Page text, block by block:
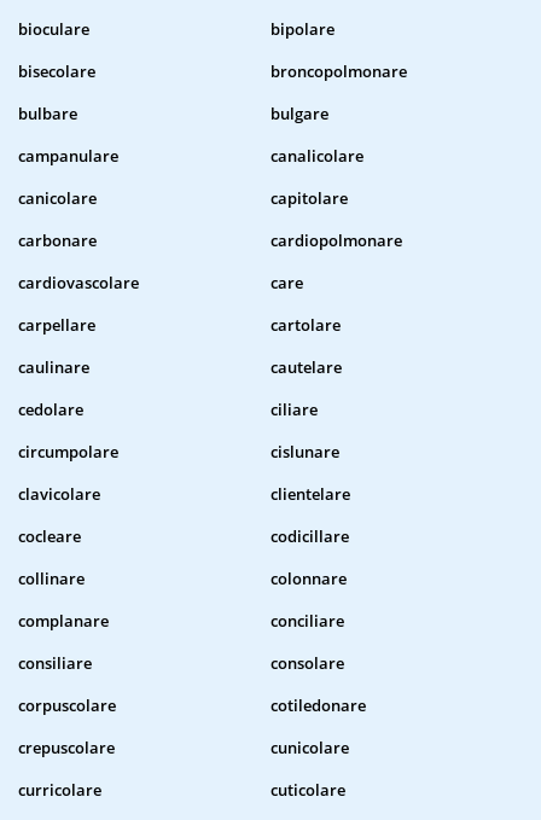
bioculare
bipolare
bisecolare
broncopolmonare
bulbare
bulgare
campanulare
canalicolare
canicolare
capitolare
carbonare
cardiopolmonare
cardiovascolare
care
carpellare
cartolare
caulinare
cautelare
cedolare
ciliare
circumpolare
cislunare
clavicolare
clientelare
cocleare
codicillare
collinare
colonnare
complanare
conciliare
consiliare
consolare
corpuscolare
cotiledonare
crepuscolare
cunicolare
curricolare
cuticolare